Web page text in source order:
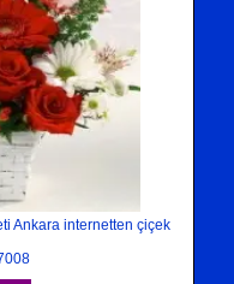
Ankara internetten çiçek